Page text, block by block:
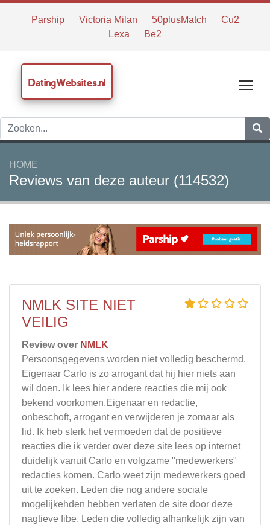
Parship Victoria Milan 50plusMatch
Cu2
Lexa
Be2
DatingWebsites.nl
HOME
Reviews van deze auteur (114532)
NMLK SITE NIET
VEILIG
Review over NMLK
Persoonsgegevens worden niet volledig beschermd.
Eigenaar Carlo is zo arrogant dat hij hier niets aan
wil doen. Ik lees hier andere reacties die mij ook
bekend voorkomen.Eigenaar en redactie,
onbeschoft, arrogant en verwijderen je zomaar als
lid. Ik heb sterk het vermoeden dat de positieve
reacties die ik verder over deze site lees op internet
duidelijk vanuit Carlo en volgzame "medewerkers"
redacties komen. Carlo weet zijn medewerkers goed
uit te zoeken. Leden die nog andere sociale
mogelijkehden hebben verlaten de site door deze
nagtieve fibe. Leden die volledig afhankelijk zijn van